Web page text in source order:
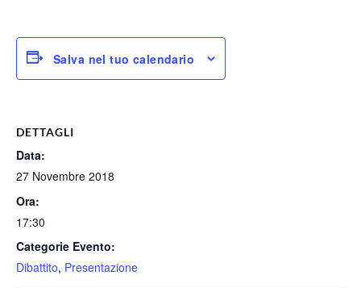
Salva nel tuo calendario
DETTAGLI
Data:
27 Novembre 2018
Ora:
17:30
Categorie Evento:
Dibattito, Presentazione